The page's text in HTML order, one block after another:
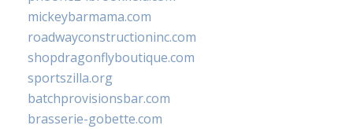
mickeybarmama.com
roadwayconstructioninc.com
shopdragonflyboutique.com
sportszilla.org
batchprovisionsbar.com
brasserie-gobette.com